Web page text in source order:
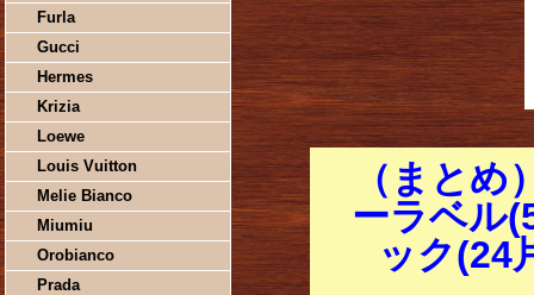
Furla
Gucci
Hermes
Krizia
Loewe
Louis Vuitton
Melie Bianco
Miumiu
Orobianco
Prada
（まと
ーラベル
ック(24